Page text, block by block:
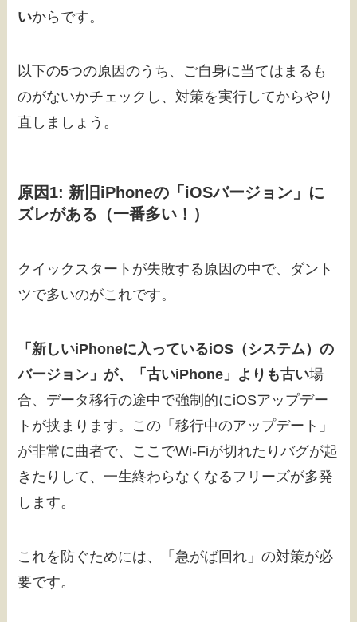
いからです。
以下の5つの原因のうち、ご自身に当てはまるも
のがないかチェックし、対策を実行してからやり
直しましょう。
原因1: 新旧iPhoneの「iOSバージョン」に
ズレがある（一番多い！）
クイックスタートが失敗する原因の中で、ダント
ツで多いのがこれです。
「新しいiPhoneに入っているiOS（システム）の
バージョン」が、「古いiPhone」よりも古い場
合、データ移行の途中で強制的にiOSアップデー
トが挟まります。この「移行中のアップデート」
が非常に曲者で、ここでWi-Fiが切れたりバグが起
きたりして、一生終わらなくなるフリーズが多発
します。
これを防ぐためには、「急がば回れ」の対策が必
要です。